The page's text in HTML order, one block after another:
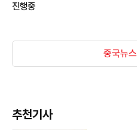
진행중
중국뉴스
추천기사